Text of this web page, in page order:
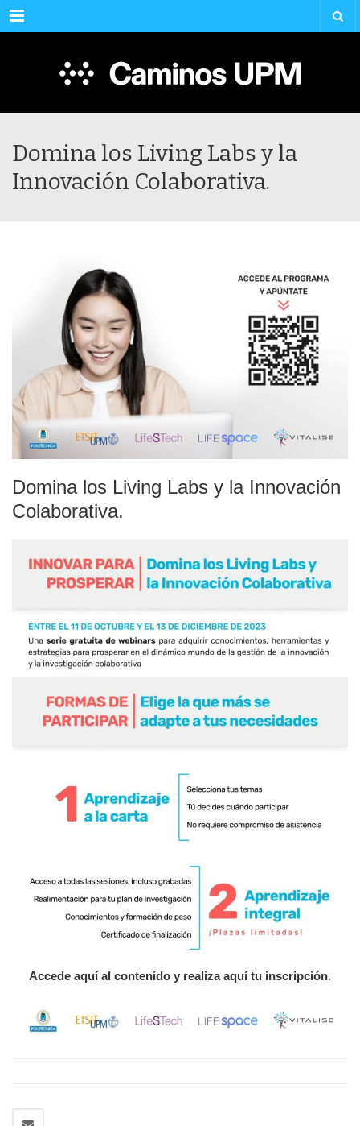
Menu
Domina los Living Labs y la
Innovación Colaborativa.
Domina los Living Labs y la Innovación
Colaborativa.
Accede aquí al contenido y realiza aquí tu inscripción.